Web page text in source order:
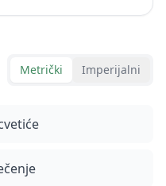
Metrički Imperijalni